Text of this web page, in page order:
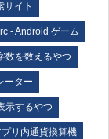
サイト
- Android ゲーム
数を数えるやつ
ーター
示するやつ
プリ内通貨換算機